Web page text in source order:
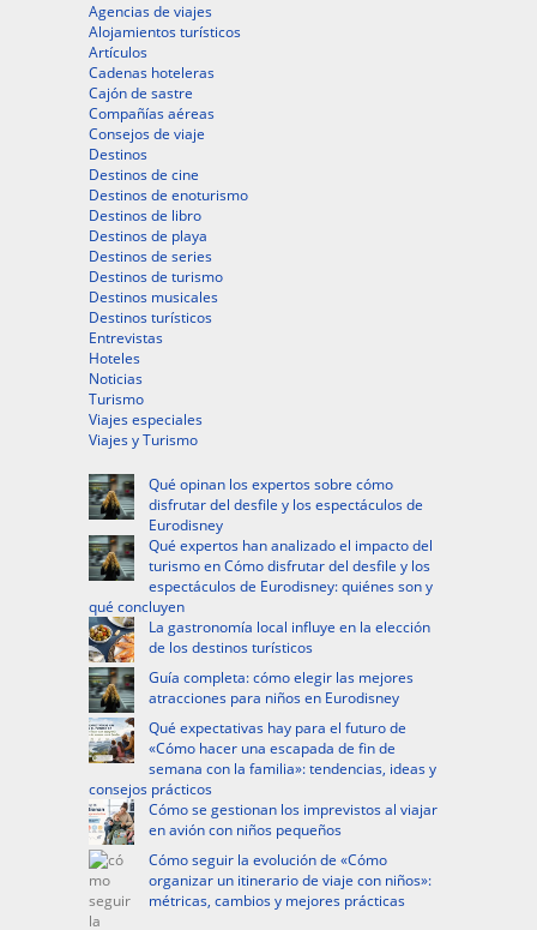
Agencias de viajes
Alojamientos turísticos
Artículos
Cadenas hoteleras
Cajón de sastre
Compañías aéreas
Consejos de viaje
Destinos
Destinos de cine
Destinos de enoturismo
Destinos de libro
Destinos de playa
Destinos de series
Destinos de turismo
Destinos musicales
Destinos turísticos
Entrevistas
Hoteles
Noticias
Turismo
Viajes especiales
Viajes y Turismo
Qué opinan los expertos sobre cómo
disfrutar del desfile y los espectáculos de
Eurodisney
Qué expertos han analizado el impacto del
turismo en Cómo disfrutar del desfile y los
espectáculos de Eurodisney: quiénes son y
qué concluyen
La gastronomía local influye en la elección
de los destinos turísticos
Guía completa: cómo elegir las mejores
atracciones para niños en Eurodisney
Qué expectativas hay para el futuro de
«Cómo hacer una escapada de fin de
semana con la familia»: tendencias, ideas y
consejos prácticos
Cómo se gestionan los imprevistos al viajar
en avión con niños pequeños
Cómo seguir la evolución de «Cómo
organizar un itinerario de viaje con niños»:
métricas, cambios y mejores prácticas